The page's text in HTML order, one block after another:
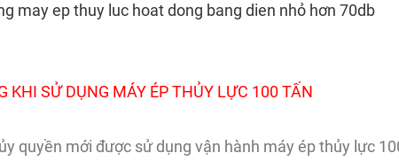
may ep thuy luc hoat dong bang dien nhỏ hơn 70db
KHI SỬ DỤNG MÁY ÉP THỦY LỰC 100 TẤN
quyền mới được sử dụng vận hành máy ép thủy lực